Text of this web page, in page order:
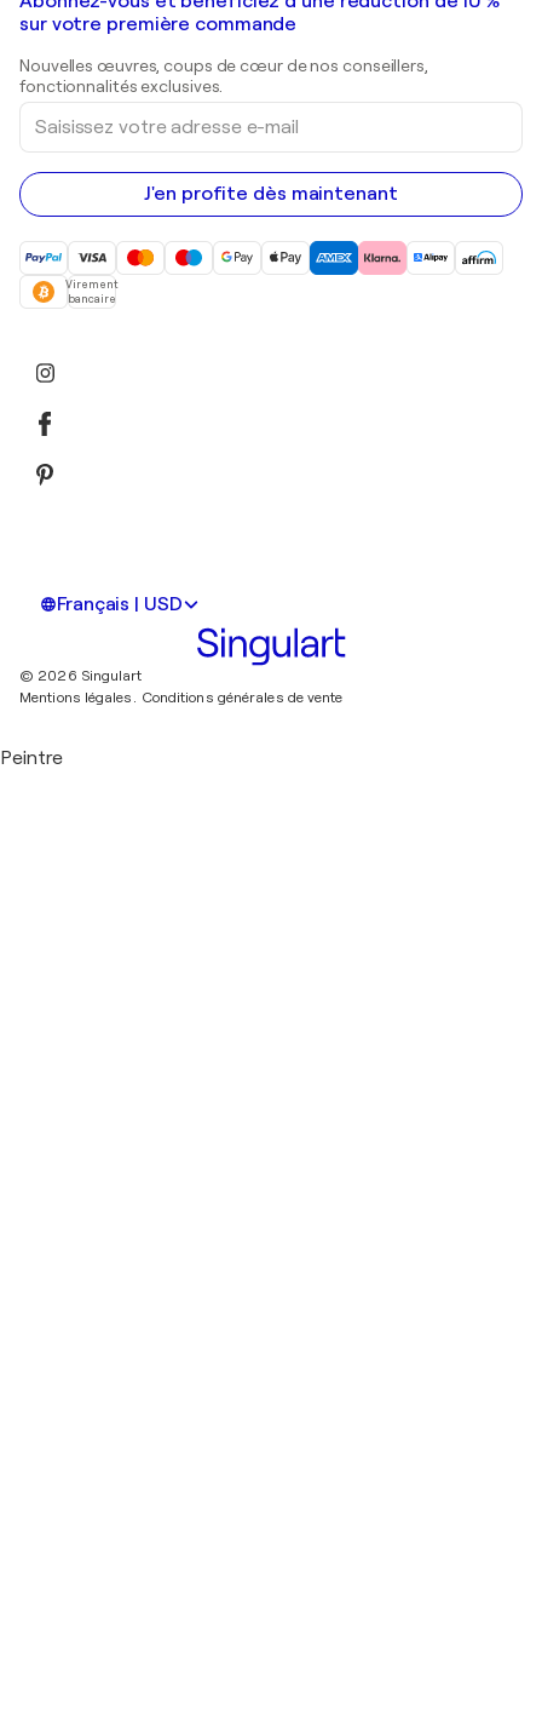
Shepard Fairey
Peintures de paysage
Estampes
Peintures acryliques
Galeries d'art en Belgique
sur votre première commande
Nouvelles œuvres, coups de cœur de nos conseillers,
fonctionnalités exclusives.
Saisissez
votre
adresse
e-
mail
J'en profite dès maintenant
Virement
bancaire
Français | USD
© 2026 Singulart
Mentions légales.
Conditions générales de vente
Peintre